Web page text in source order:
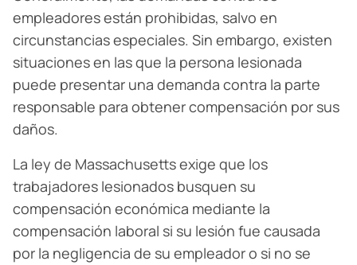
empleadores están prohibidas, salvo en
circunstancias especiales. Sin embargo, existen
situaciones en las que la persona lesionada
puede presentar una demanda contra la parte
responsable para obtener compensación por sus
daños.
La ley de Massachusetts exige que los
trabajadores lesionados busquen su
compensación económica mediante la
compensación laboral si su lesión fue causada
por la negligencia de su empleador o si no se